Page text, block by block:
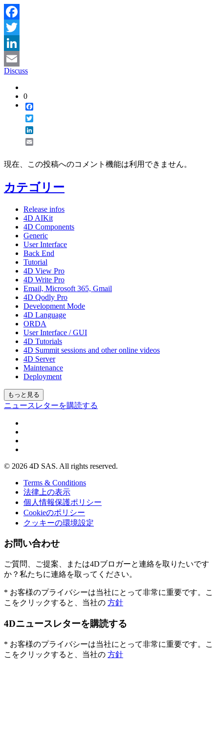
Facebook
Twitter
LinkedIn
Email
Discuss
0
現在、この投稿へのコメント機能は利用できません。
カテゴリー
Release infos
4D AIKit
4D Components
Generic
User Interface
Back End
Tutorial
4D View Pro
4D Write Pro
Email, Microsoft 365, Gmail
4D Qodly Pro
Development Mode
4D Language
ORDA
User Interface / GUI
4D Tutorials
4D Summit sessions and other online videos
4D Server
Maintenance
Deployment
もっと見る
ニュースレターを購読する
© 2026 4D SAS. All rights reserved.
Terms & Conditions
法律上の表示
個人情報保護ポリシー
Cookieのポリシー
クッキーの環境設定
お問い合わせ
ご質問、ご提案、または4Dブロガーと連絡を取りたいです
か？私たちに連絡を取ってください。
* お客様のプライバシーは当社にとって非常に重要です。こ
こをクリックすると、当社の 方針
4Dニュースレターを購読する
* お客様のプライバシーは当社にとって非常に重要です。こ
こをクリックすると、当社の 方針